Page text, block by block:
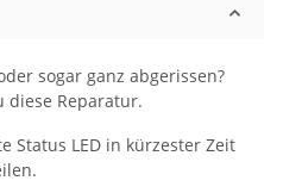
sogar ganz abgerissen?
diese Reparatur.
Status LED in kürzester Zeit